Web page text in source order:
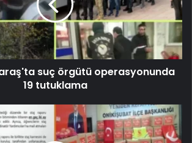
suç örgütü operasyonunda
19 tutuklama